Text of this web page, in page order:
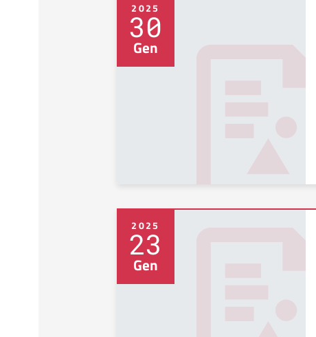
2025
30
Gen
2025
23
Gen